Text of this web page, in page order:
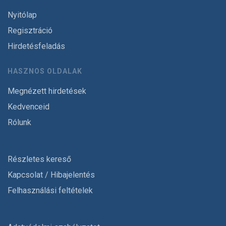
Nyitólap
Regisztráció
Hirdetésfeladás
HASZNOS OLDALAK
Megnézett hirdetések
Kedvenceid
Rólunk
Részletes kereső
Kapcsolat / Hibajelentés
Felhasználási feltételek